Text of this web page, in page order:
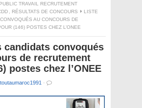
TRAVAIL RECRUTEMENT
, RÉSULTATS DE CONCOURS
LISTE
AU CONCOURS DE
(146) POSTES CHEZ L’ONEE
candidats convoqués
de recrutement
postes chez l’ONEE
toutaumaroc1991 ·